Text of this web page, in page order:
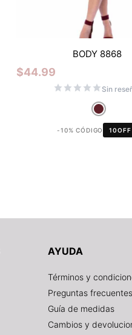
BODY 8868
$44.99
Sin
-10% CÓDIGO 10OFF
AYUDA
Términos y
Preguntas frecuentes
Guía de medidas
Cambios y